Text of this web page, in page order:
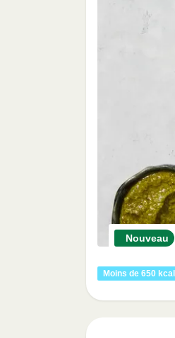
Nouveau
Moins de 650 kcal